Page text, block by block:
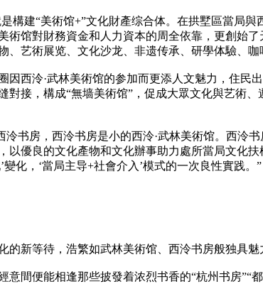
構建“美術馆+”文化財產综合体。在拱墅區當局
術馆對財務資金和人力資本的周全依靠，更創始
、艺術展览、文化沙龙、非遗传承、研學体驗、
因西泠·武林美術馆的参加而更添人文魅力，住民
對接，構成“無墙美術馆”，促成大眾文化與艺術
泠书房，西泠书房是小的西泠·武林美術馆。西
以優良的文化產物和文化辦事助力處所當局文化
變化，‘當局主导+社會介入’模式的一次良性實践。”
的新等待，浩繁如武林美術馆、西泠书房般独具
意間便能相逢那些披發着浓烈书香的“杭州书房”“